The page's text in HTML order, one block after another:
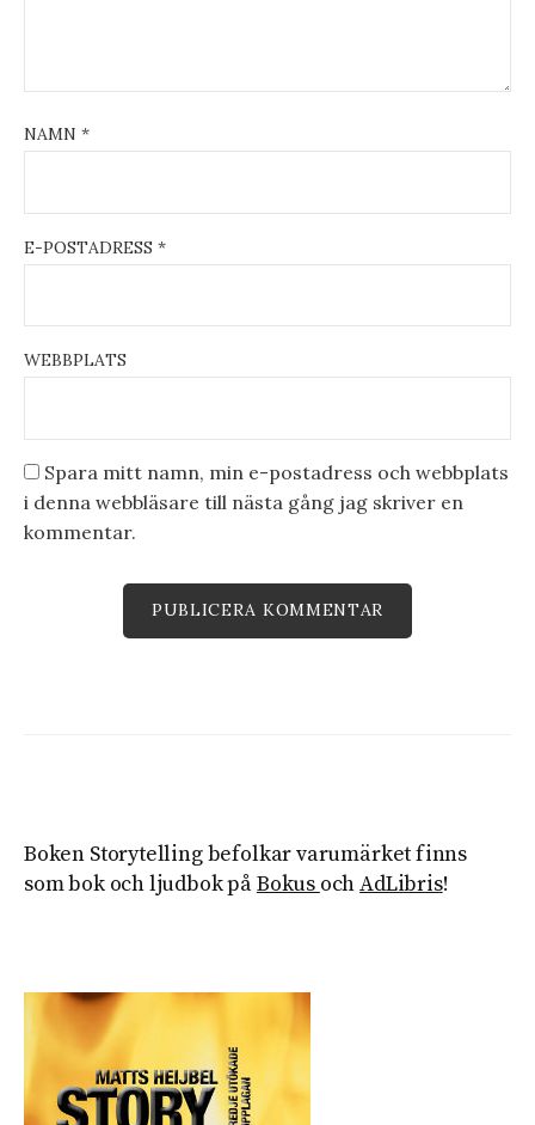
NAMN *
E-POSTADRESS *
WEBBPLATS
Spara mitt namn, min e-postadress och webbplats
i denna webbläsare till nästa gång jag skriver en
kommentar.
Boken Storytelling befolkar varumärket finns
som bok och ljudbok påBokus ochAdLibris!